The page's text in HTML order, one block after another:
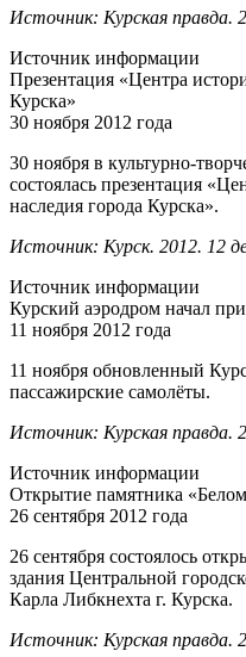
Источник: Курская правда.
Источник информации
Презентация «Центра
Курска»
30 ноября 2012 года
30 ноября в культурно-
состоялась презентация
наследия города Курска».
Источник: Курск. 2012. 12
Источник информации
Курский аэродром начал
11 ноября 2012 года
11 ноября обновленный
пассажирские самолёты.
Источник: Курская правда.
Источник информации
Открытие памятника
26 сентября 2012 года
26 сентября состоялось
здания Центральной
Карла Либкнехта г. Курска.
Источник: Курская правда.